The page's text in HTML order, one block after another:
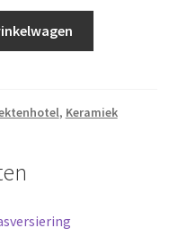
, Keramiek